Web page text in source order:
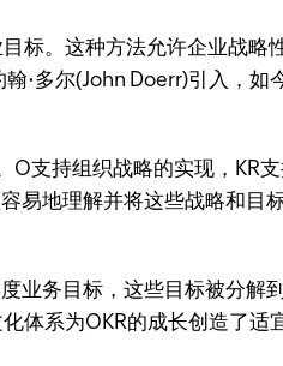
标。这种方法允许企业战略
·多尔(John Doerr)引入，如
支持组织战略的实现，KR支
易地理解并将这些战略和目
务目标，这些目标被分解
体系为OKR的成长创造了适